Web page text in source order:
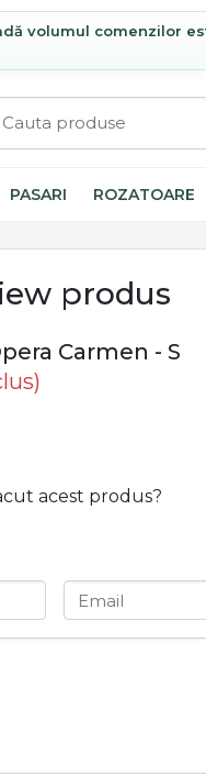
volumul comenzilor
PASARI ROZATOARE
produs
Carmen - S
acest produs?
Email